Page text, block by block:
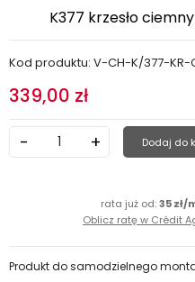
K377 krzesło
Kod produktu: V-CH-K/377-KR-
339,00 zł
Dodaj do
rata już od:35 zł/
Oblicz ratę w Crédit
Produkt do samodzielnego